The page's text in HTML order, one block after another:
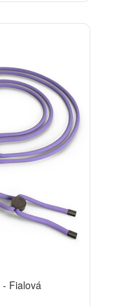
Fialová